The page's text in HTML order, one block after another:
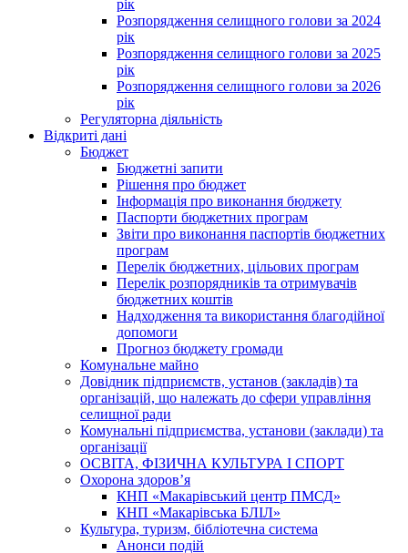
рік
Розпорядження селищного голови за 2024
рік
Розпорядження селищного голови за 2025
рік
Розпорядження селищного голови за 2026
рік
Регуляторна діяльність
Відкриті дані
Бюджет
Бюджетні запити
Рішення про бюджет
Інформація про виконання бюджету
Паспорти бюджетних програм
Звіти про виконання паспортів бюджетних
програм
Перелік бюджетних, цільових програм
Перелік розпорядників та отримувачів
бюджетних коштів
Надходження та використання благодійної
допомоги
Прогноз бюджету громади
Комунальне майно
Довідник підприємств, установ (закладів) та
організацій, що належать до сфери управління
селищної ради
Комунальні підприємства, установи (заклади) та
організації
ОСВІТА, ФІЗИЧНА КУЛЬТУРА І СПОРТ
Охорона здоров’я
КНП «Макарівський центр ПМСД»
КНП «Макарівська БЛІЛ»
Культура, туризм, бібліотечна система
Анонси подій